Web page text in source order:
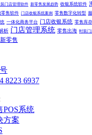
装门店管理软件 新零售发展趋势 收银系统软件
零售软件 门店收银系统案例 零售数字化转型
一体化商务平台 门店收银系统 零售库
析 门店管理系统 零售出海 时装门
新零售
8223 6937
POS系统
方案